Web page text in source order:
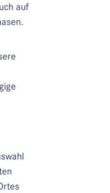
auf